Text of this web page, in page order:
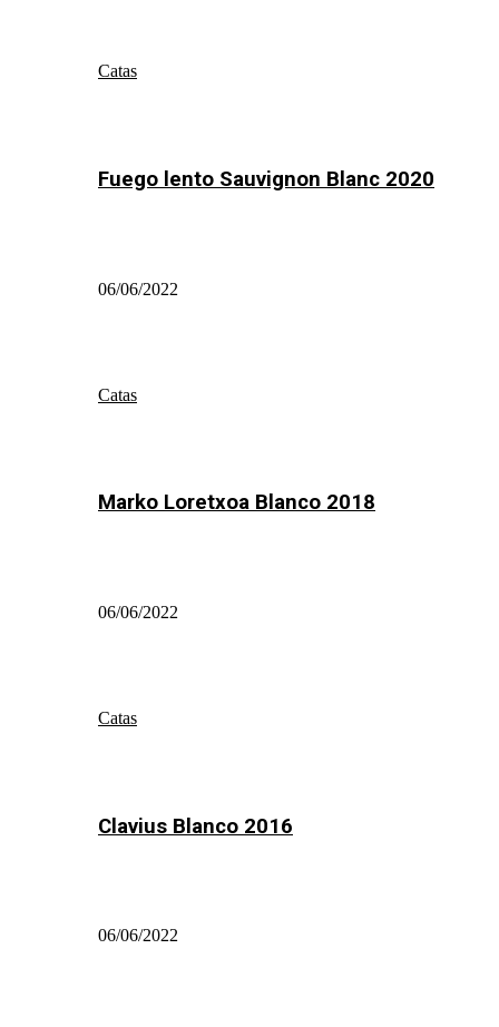
Catas
Fuego lento Sauvignon Blanc 2020
06/06/2022
Catas
Marko Loretxoa Blanco 2018
06/06/2022
Catas
Clavius Blanco 2016
06/06/2022